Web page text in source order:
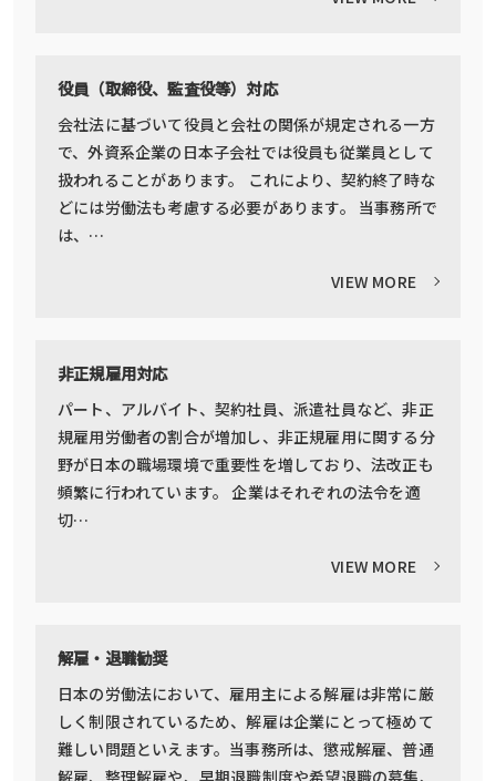
役員（取締役、監査役等）対応
会社法に基づいて役員と会社の関係が規定される一方
で、外資系企業の日本子会社では役員も従業員として
扱われることがあります。 これにより、契約終了時な
どには労働法も考慮する必要があります。 当事務所で
は、…
VIEW MORE
非正規雇用対応
パート、アルバイト、契約社員、派遣社員など、非正
規雇用労働者の割合が増加し、非正規雇用に関する分
野が日本の職場環境で重要性を増しており、法改正も
頻繁に行われています。 企業はそれぞれの法令を適
切…
VIEW MORE
解雇・退職勧奨
日本の労働法において、雇用主による解雇は非常に厳
しく制限されているため、解雇は企業にとって極めて
難しい問題といえます。当事務所は、懲戒解雇、普通
解雇、整理解雇や、早期退職制度や希望退職の募集、